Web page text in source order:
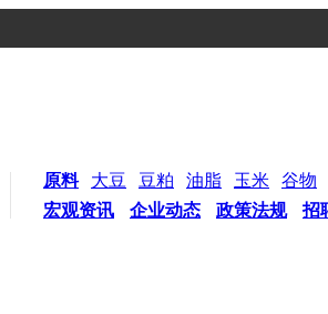
原料 大豆 豆粕 油脂 玉米
谷物
宏观资讯
企业动态 政策法规 招